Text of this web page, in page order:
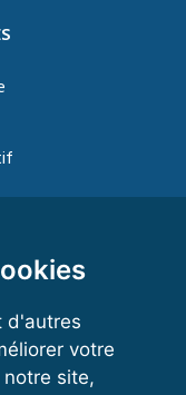
d'autres
votre
site,